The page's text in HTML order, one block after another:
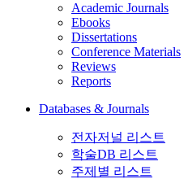
Academic Journals
Ebooks
Dissertations
Conference Materials
Reviews
Reports
Databases & Journals
전자저널 리스트
학술DB 리스트
주제별 리스트